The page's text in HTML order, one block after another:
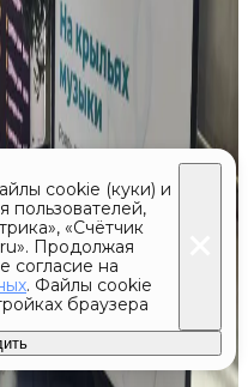
cookie (куки) и
пользователей,
«Счётчик
Продолжая
согласие на
. Файлы cookie
браузера